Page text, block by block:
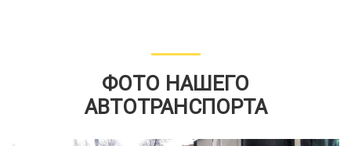
ФОТО НАШЕГО
АВТОТРАНСПОРТА